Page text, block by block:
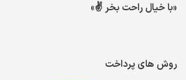
«با خیال راحت بخر ✌️»
روش های پرداخت